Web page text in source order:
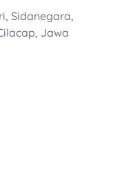
Sidanegara,
Jawa